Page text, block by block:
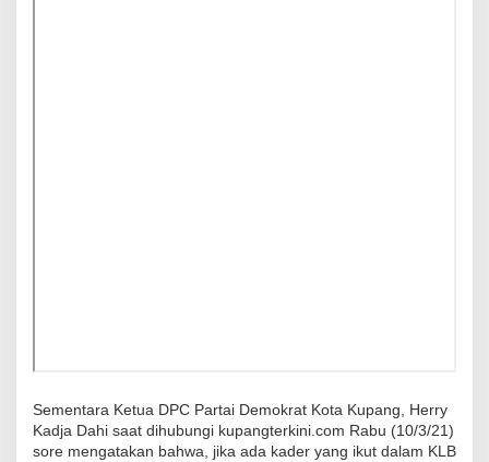
Sementara Ketua DPC Partai Demokrat Kota Kupang, Herry
Kadja Dahi saat dihubungi kupangterkini.com Rabu (10/3/21)
sore mengatakan bahwa, jika ada kader yang ikut dalam KLB